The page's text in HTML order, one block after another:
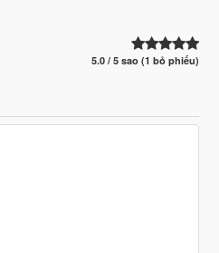
5.0 / 5 sao (1 bỏ phiếu)